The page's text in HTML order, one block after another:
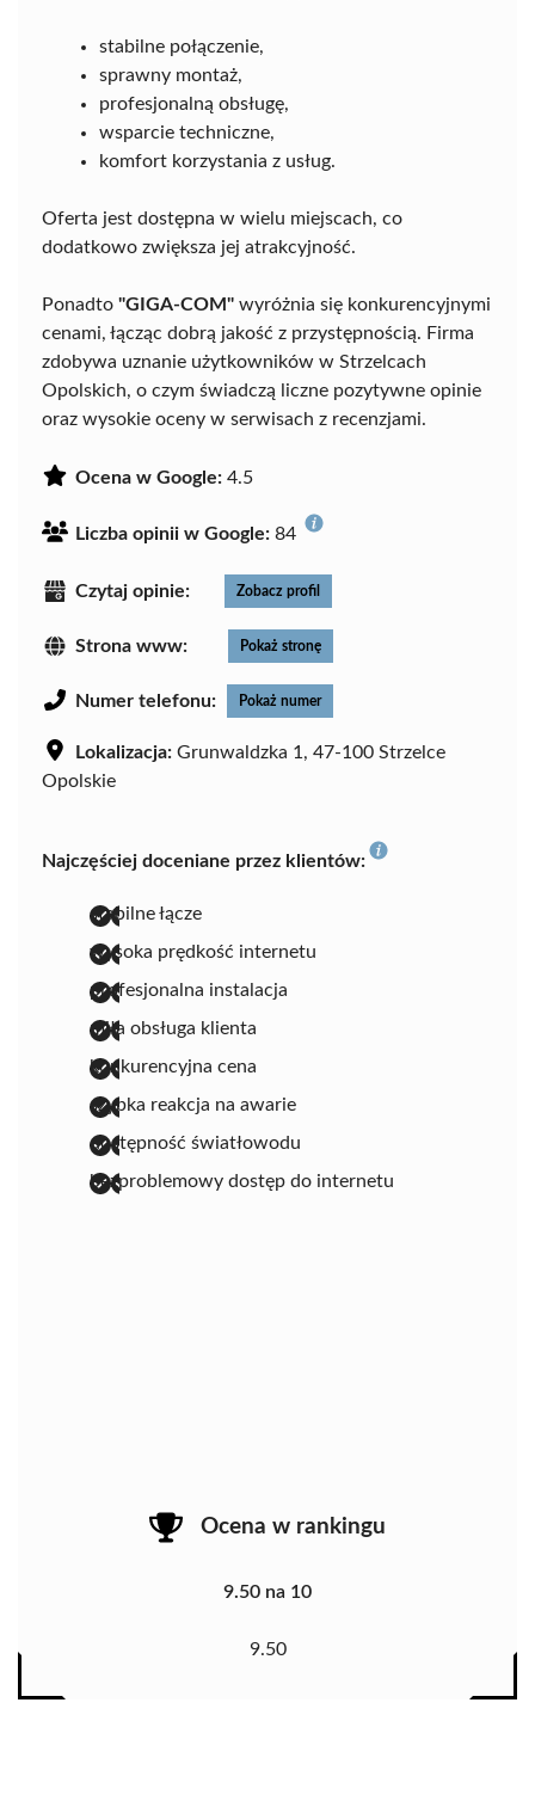
stabilne połączenie,
sprawny montaż,
profesjonalną obsługę,
wsparcie techniczne,
komfort korzystania z usług.
Oferta jest dostępna w wielu miejscach, co
dodatkowo zwiększa jej atrakcyjność.
Ponadto "GIGA-COM" wyróżnia się konkurencyjnymi
cenami, łącząc dobrą jakość z przystępnością. Firma
zdobywa uznanie użytkowników w Strzelcach
Opolskich, o czym świadczą liczne pozytywne opinie
oraz wysokie oceny w serwisach z recenzjami.
Ocena w Google: 4.5
Liczba opinii w Google: 84
Czytaj opinie: Zobacz profil
Strona www: Pokaż stronę
Numer telefonu: Pokaż numer
Lokalizacja: Grunwaldzka 1, 47-100 Strzelce
Opolskie
Najczęściej doceniane przez klientów:
stabilne łącze
wysoka prędkość internetu
profesjonalna instalacja
miła obsługa klienta
konkurencyjna cena
szybka reakcja na awarie
dostępność światłowodu
bezproblemowy dostęp do internetu
Ocena w rankingu
9.50 na 10
9.50